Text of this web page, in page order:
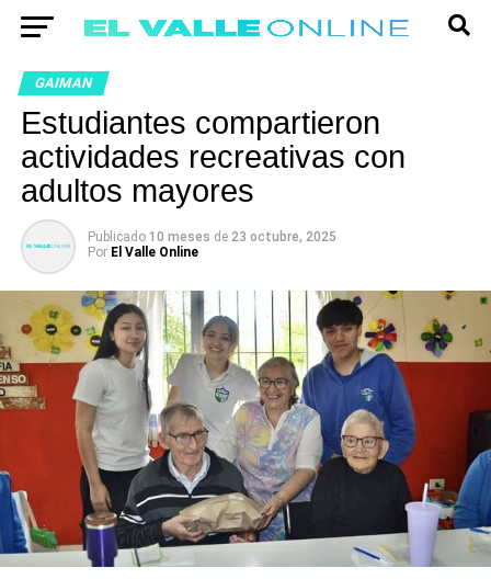
GAIMAN
Estudiantes compartieron
actividades recreativas con
adultos mayores
Publicado 10 meses de 23 octubre, 2025
Por El Valle Online